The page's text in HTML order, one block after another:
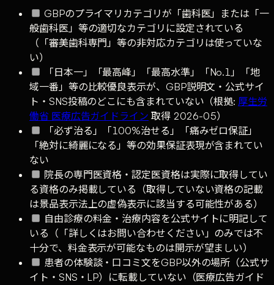
GBPのプライマリカテゴリが「歯科医」または「一
般歯科医」等の適切なカテゴリに設定されている
（「審美歯科専門」等の非対応カテゴリは使っていな
い）
「日本一」「最高峰」「最高水準」「No.1」「地
域一番」等の比較優良表示が、GBP説明文・公式サイ
ト・SNS投稿のどこにも含まれていない（根拠: 厚生労
働省 医療広告ガイドライン 取得 2026-05）
「必ず治る」「100%治せる」「痛みゼロ保証」
「絶対に綺麗になる」等の効果保証表現が含まれてい
ない
院長の専門医資格・認定医資格は実際に取得してい
る資格のみ掲載している（取得していない資格の記載
は景品表示法上の虚偽表示に該当する可能性がある）
自由診療の料金・治療内容を公式サイトに明記して
いる（「詳しくはお問い合わせください」のみでは不
十分で、料金表示が可能なものは開示が望ましい）
患者の体験談・口コミ文をGBP以外の場所（公式サ
イト・SNS・LP）に転載していない（医療広告ガイド